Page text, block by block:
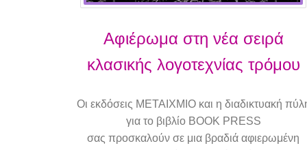
Αφιέρωμα στη νέα σειρά
κλασικής λογοτεχνίας τρόμου
Οι εκδόσεις ΜΕΤΑΙΧΜΙΟ και η διαδικτυακή
για το βιβλίο BOOK PRESS
σας προσκαλούν σε μια βραδιά αφιερωμένη